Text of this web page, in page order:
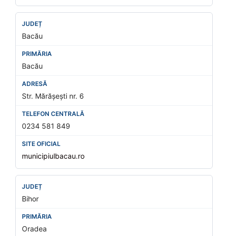
Bacău
Bacău
Str. Mărășești nr. 6
0234 581 849
municipiulbacau.ro
Bihor
Oradea